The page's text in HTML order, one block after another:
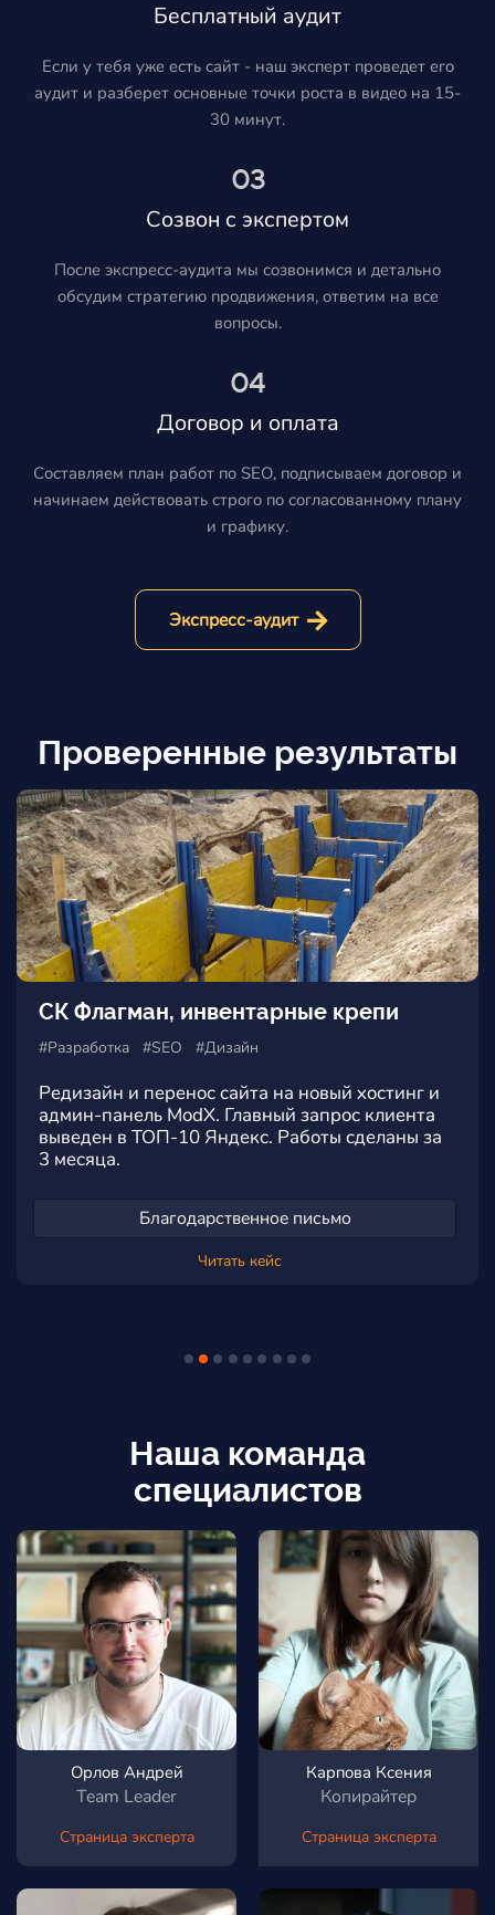
Бесплатный аудит
Если у тебя уже есть сайт - наш эксперт проведет его
аудит и разберет основные точки роста в видео на 15-
30 минут.
03
Созвон с экспертом
После экспресс-аудита мы созвонимся и детально
обсудим стратегию продвижения, ответим на все
вопросы.
04
Договор и оплата
Составляем план работ по SEO, подписываем договор и
начинаем действовать строго по согласованному плану
и графику.
Экспресс-аудит
Проверенные результаты
СК Флагман, инвентарные крепи
#Разработка #SEO #Дизайн
Редизайн и перенос сайта на новый хостинг и
админ-панель ModX. Главный запрос клиента
выведен в ТОП-10 Яндекс. Работы сделаны за
3 месяца.
Благодарственное письмо
Читать кейс
Наша команда
специалистов
Орлов Андрей
Team Leader
Страница эксперта
Карпова Ксения
Копирайтер
Страница эксперта